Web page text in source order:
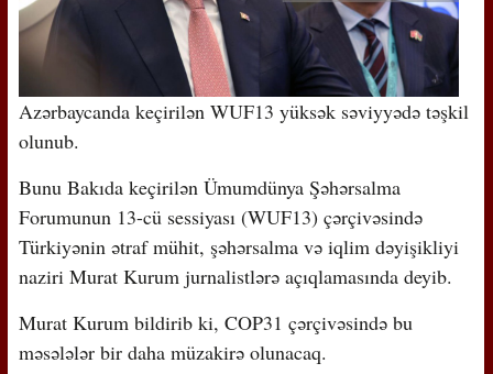
Azərbaycanda keçirilən WUF13 yüksək səviyyədə təşkil
olunub.
Bunu Bakıda keçirilən Ümumdünya Şəhərsalma
Forumunun 13-cü sessiyası (WUF13) çərçivəsində
Türkiyənin ətraf mühit, şəhərsalma və iqlim dəyişikliyi
naziri Murat Kurum jurnalistlərə açıqlamasında deyib.
Murat Kurum bildirib ki, COP31 çərçivəsində bu
məsələlər bir daha müzakirə olunacaq.